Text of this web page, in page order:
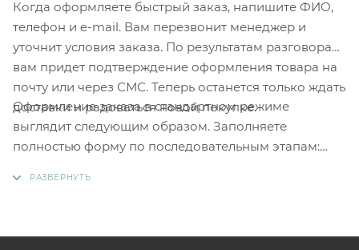
Когда оформляете быстрый заказ, напишите ФИО,
телефон и e-mail. Вам перезвонит менеджер и
уточнит условия заказа. По результатам разговора
вам придет подтверждение оформления товара на
почту или через СМС. Теперь останется только ждать
доставки и радоваться новой покупке.
Оформление заказа в стандартном режиме
выглядит следующим образом. Заполняете
полностью форму по последовательным этапам: